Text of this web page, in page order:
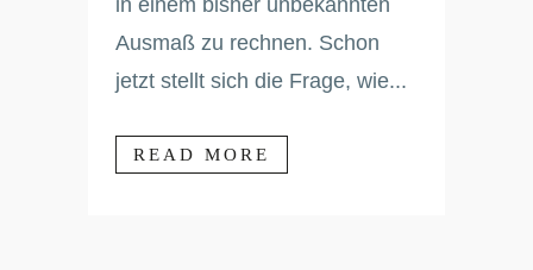
in einem bisher unbekannten
Ausmaß zu rechnen. Schon
jetzt stellt sich die Frage, wie...
READ MORE